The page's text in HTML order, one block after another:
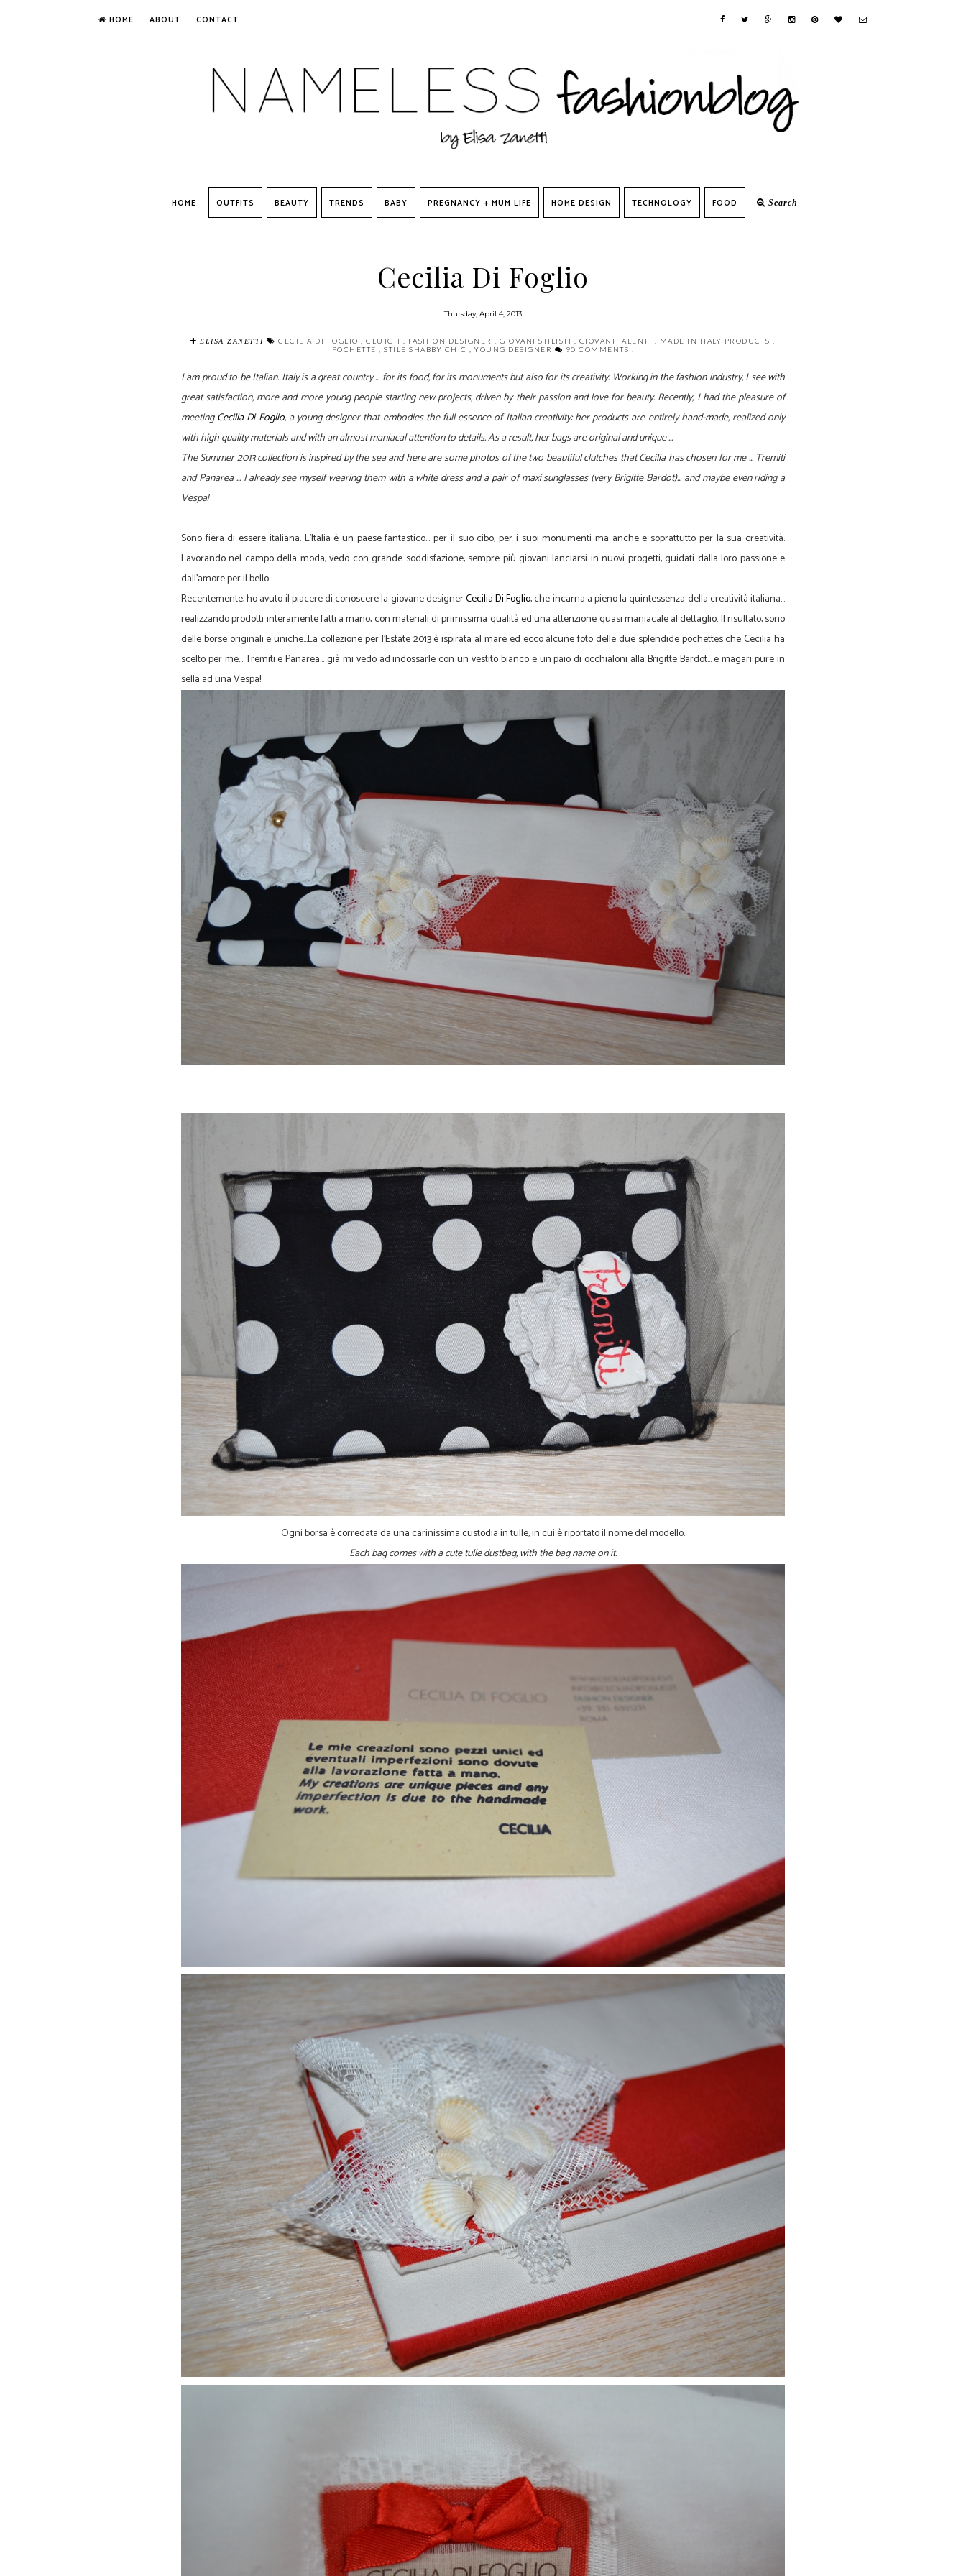
HOME ABOUT CONTACT
HOME OUTFITS BEAUTY TRENDS BABY PREGNANCY + MUM LIFE HOME DESIGN TECHNOLOGY FOOD Search
Cecilia Di Foglio
Thursday, April 4, 2013
ELISA ZANETTI CECILIA DI FOGLIO ,CLUTCH FASHION DESIGNER ,GIOVANI STILISTI GIOVANI TALENTI MADE IN ITALY PRODUCTS
POCHETTE
,STILE SHABBY CHIC ,YOUNG DESIGNER 90 COMMENTS :
I am proudto be Italian. Italy is agreat country... for its food,for its monumentsbut alsofor its creativity. Workingin the fashion industry, I seewith
great satisfaction, more and more young peoplestarting new projects, driven by theirpassion and love for beauty. Recently, I had the pleasure of
meetingCecilia Di Foglio,a young designer thatembodies the full essence of Italian creativity:her products are entirely hand-made, realized only
withhigh quality materialsand with analmost maniacal attention todetails.As a result,herbagsareoriginal and unique...
The Summer 2013 collectionisinspired by the seaand here are some photos of the two beautifulclutches that Cecilia has chosen for me... Tremiti
and Panarea ...Ialreadysee myself wearing them with a white dress and a pair of maxi sunglasses(veryBrigitte Bardot)... and maybe evenriding a
Vespa!
Sono fiera di essere italiana. L'Italia è un paese fantastico... per il suo cibo, per i suoi monumenti ma anche e soprattutto per la sua creatività.
Lavorando nel campo della moda, vedo con grande soddisfazione, sempre più giovani lanciarsi in nuovi progetti, guidati dalla loro passione e
dall'amore per il bello.
Recentemente, ho avuto il piacere di conoscere la giovane designerCecilia Di Foglio, che incarna a pieno la quintessenza della creatività italiana...
realizzando prodotti interamente fatti a mano, con materiali di primissima qualità ed una attenzione quasi maniacale al dettaglio. Il risultato, sono
delle borse originali e uniche...La collezione per l'Estate 2013 è ispirata al mare ed ecco alcune foto delle due splendide pochettes che Cecilia ha
scelto per me... Tremiti e Panarea... già mi vedo ad indossarle con un vestito bianco e un paio di occhialoni alla Brigitte Bardot... e magari pure in
sella ad una Vespa!
Ogni borsa è corredata da una carinissima custodia in tulle, in cui è riportato il nome del modello.
Each bag comes with a cute tulle dustbag, with the bag name on it.